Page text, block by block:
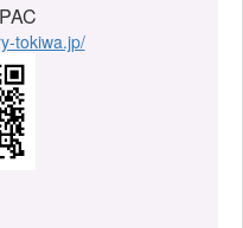
tokiwa.jp/